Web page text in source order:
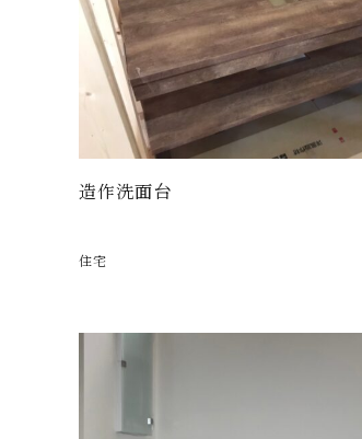
造作洗面台
住宅